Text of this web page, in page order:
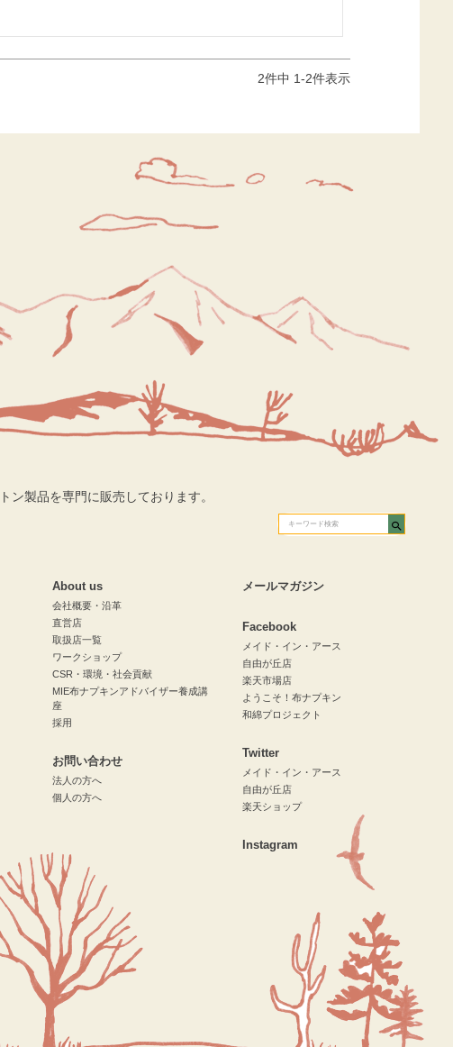
2件中 1-2件表示
ン製品を専門に販売しております。
About us
会社概要・沿革
直営店
取扱店一覧
ワークショップ
CSR・環境・社会貢献
MIE布ナプキンアドバイザー養成講
座
採用
お問い合わせ
法人の方へ
個人の方へ
メールマガジン
Facebook
メイド・イン・アース
自由が丘店
楽天市場店
ようこそ！布ナプキン
和綿プロジェクト
Twitter
メイド・イン・アース
自由が丘店
楽天ショップ
Instagram